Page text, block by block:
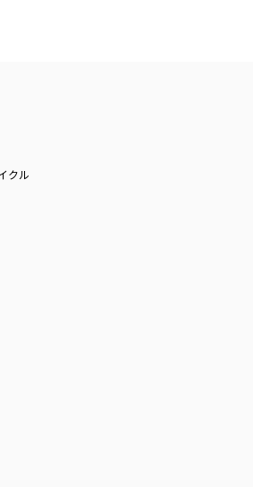
クル